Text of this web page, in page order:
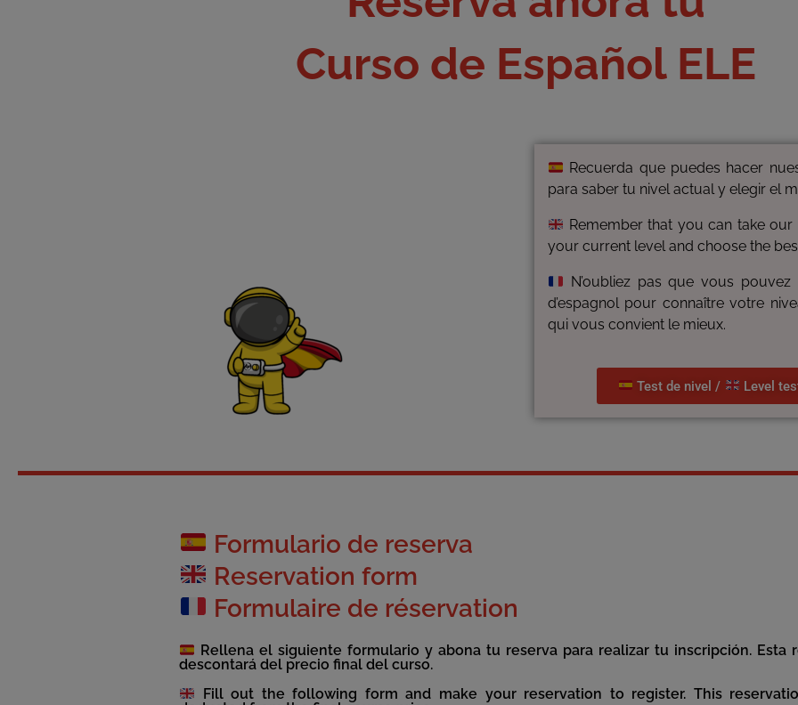
Curso de Español ELE
Recuerda que puedes hacer
para saber tu nivel actual y elegir el
Remember that you can take
your current level and choose the
N’oubliez pas que vous
d’espagnol pour connaître votre
qui vous convient le mieux.
Test de nivel / Level
Formulario de reserva
Reservation form
Formulaire de réservation
Rellena el siguiente formulario y abona tu reserva para realizar tu inscripción. Esta
descontará del precio final del curso.
Fill out the following form and make your reservation to register. This